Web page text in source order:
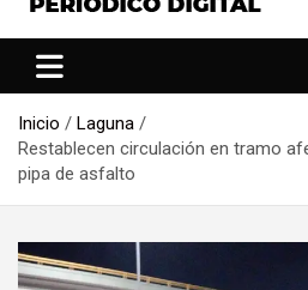
Reporte Laguna
Inicio
Laguna
Restablecen circulación en tramo
pipa de asfalto